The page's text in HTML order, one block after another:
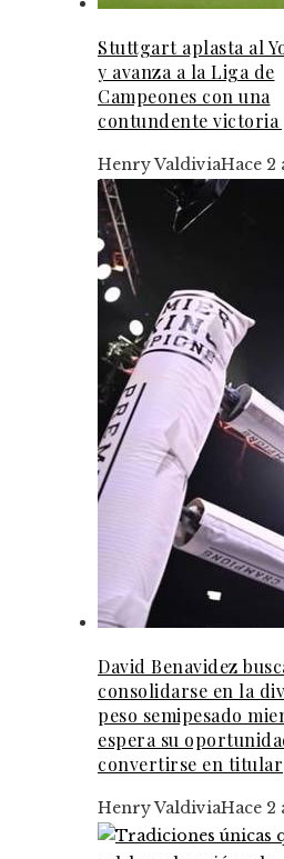
Stuttgart aplasta al
y avanza a la Liga de
Campeones con una
contundente victoria
Henry ValdiviaHace 2
David Benavidez
consolidarse en la
peso semipesado
espera su
convertirse en titular
Henry ValdiviaHace 2